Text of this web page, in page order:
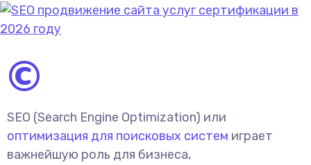
©
SEO (Search Engine Optimization) или
оптимизация для поисковых систем играет
важнейшую роль для бизнеса,